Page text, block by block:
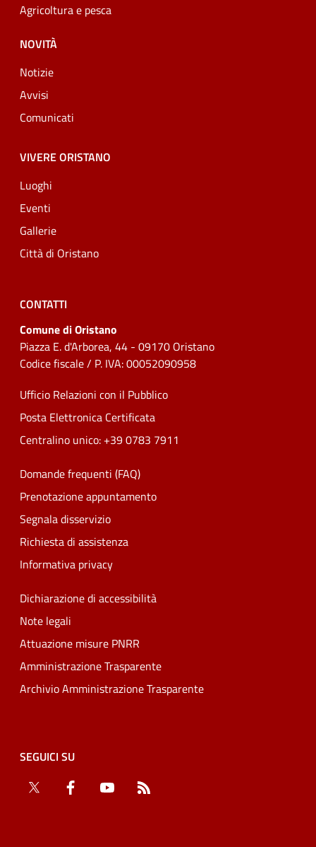
Agricoltura e pesca
NOVITÀ
Notizie
Avvisi
Comunicati
VIVERE ORISTANO
Luoghi
Eventi
Gallerie
Città di Oristano
CONTATTI
Comune di Oristano
Piazza E. d'Arborea, 44 - 09170 Oristano
Codice fiscale / P. IVA: 00052090958
Ufficio Relazioni con il Pubblico
Posta Elettronica Certificata
Centralino unico: +39 0783 7911
Domande frequenti (FAQ)
Prenotazione appuntamento
Segnala disservizio
Richiesta di assistenza
Informativa privacy
Dichiarazione di accessibilità
Note legali
Attuazione misure PNRR
Amministrazione Trasparente
Archivio Amministrazione Trasparente
SEGUICI SU
Twitter
Facebook YouTube